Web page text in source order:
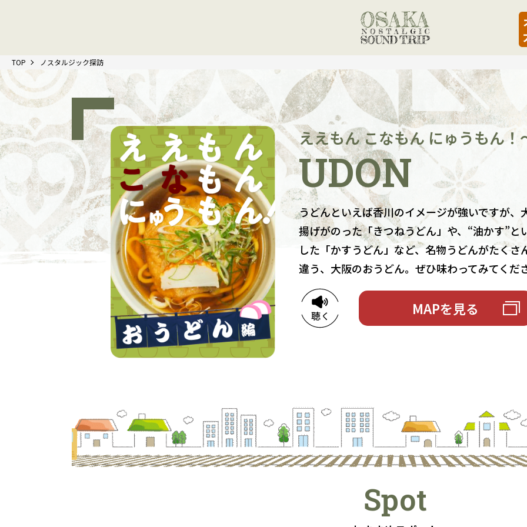
TOP ノスタルジック探訪
ええもん こなもん にゅうもん！
UDON
うどんといえば香川のイメージが強いですが、
揚げがのった「きつねうどん」や、“油かす”
した「かすうどん」など、名物うどんがたく
違う、大阪のおうどん。ぜひ味わってみてくだ
MAPを見る
Spot